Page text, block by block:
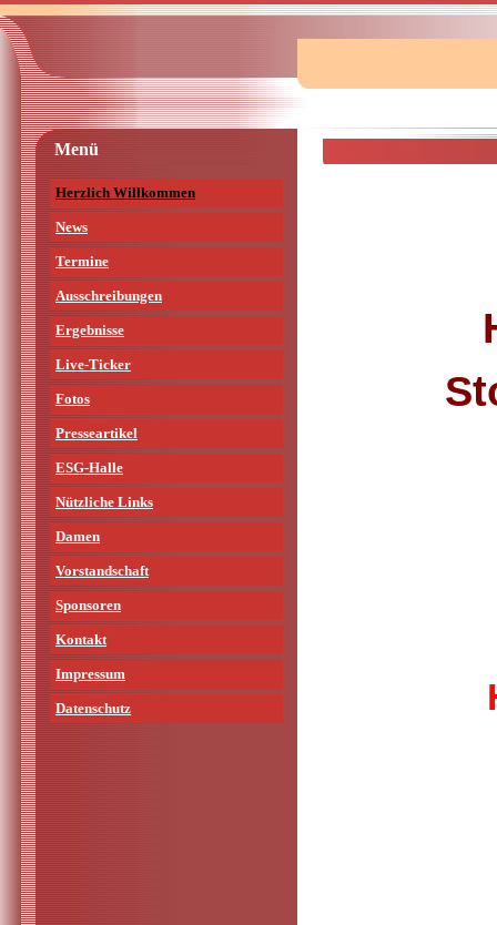
Menü
Herzlich Willkommen
News
Termine
Ausschreibungen
Ergebnisse
Live-Ticker
Fotos
Presseartikel
ESG-Halle
Nützliche Links
Damen
Vorstandschaft
Sponsoren
Kontakt
Impressum
Datenschutz